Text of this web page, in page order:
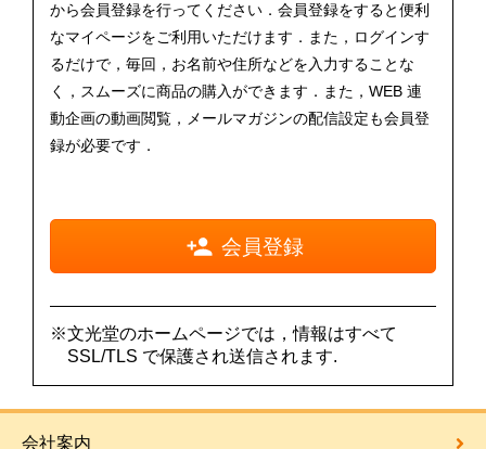
から会員登録を行ってください．会員登録をすると便利
なマイページをご利用いただけます．また，ログインす
るだけで，毎回，お名前や住所などを入力することな
く，スムーズに商品の購入ができます．また，WEB 連
動企画の動画閲覧，メールマガジンの配信設定も会員登
録が必要です．
会員登録
※文光堂のホームページでは，情報はすべて
SSL/TLS で保護され送信されます.
会社案内